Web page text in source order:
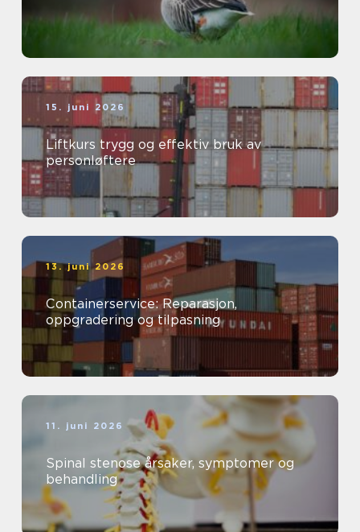
15. juni 2026
Liftkurs trygg og effektiv bruk av
personløftere
13. juni 2026
Containerservice: Reparasjon,
oppgradering og tilpasning
11. juni 2026
Spinal stenose årsaker, symptomer og
behandling